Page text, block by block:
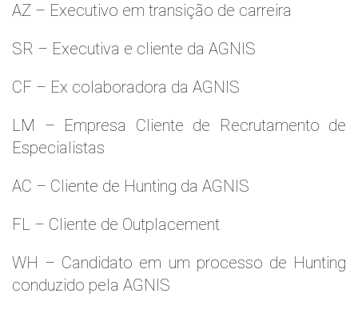
AZ – Executivo em transição de carreira
SR – Executiva e cliente da AGNIS
CF – Ex colaboradora da AGNIS
LM – Empresa Cliente de Recrutamento de
Especialistas
AC – Cliente de Hunting da AGNIS
FL – Cliente de Outplacement
WH – Candidato em um processo de Hunting
conduzido pela AGNIS